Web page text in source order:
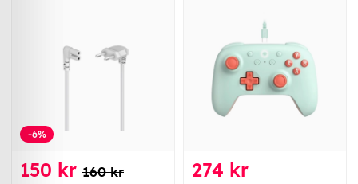
-6%
150 kr 160 kr 274 kr